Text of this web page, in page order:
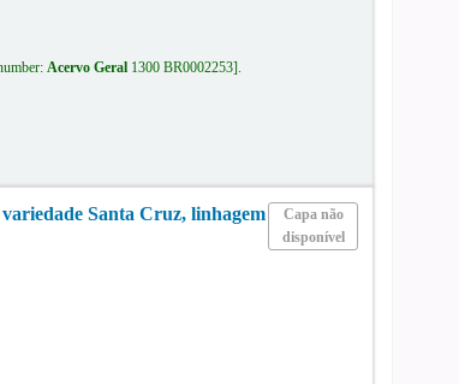
Acervo Geral 1300 BR0002253 .
Capa não
disponível
Santa Cruz, linhagem